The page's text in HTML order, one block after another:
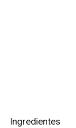
Ingredientes